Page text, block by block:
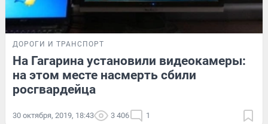
ДОРОГИ И ТРАНСПОРТ
На Гагарина установили видеокамеры:
на этом месте насмерть сбили
росгвардейца
30 октября, 2019, 18:43 3 406 1